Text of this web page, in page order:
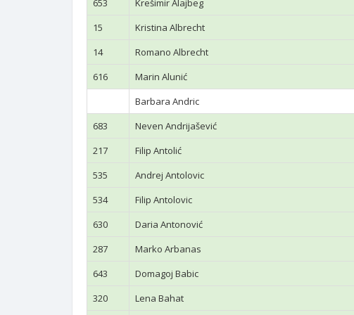
653
Krešimir Alajbeg
15
Kristina Albrecht
14
Romano Albrecht
616
Marin Alunić
Barbara Andric
683
Neven Andrijašević
217
Filip Antolić
535
Andrej Antolovic
534
Filip Antolovic
630
Daria Antonović
287
Marko Arbanas
643
Domagoj Babic
320
Lena Bahat